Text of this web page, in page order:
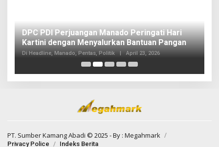
DPC PDI Perjuangan Manado Peringati Hari
Kartini dengan Menyalurkan Bantuan Pangan
Di Headline, Manado, Pentas, Politik | April 23, 2026
PT. Sumber Kamang Abadi © 2025 - By : Megahmark
Privacy Police Indeks Berita